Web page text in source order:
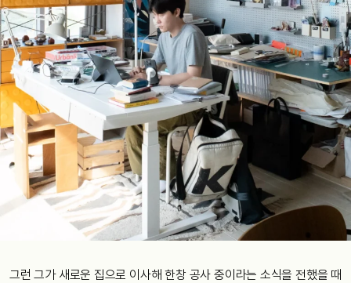
그런 그가 새로운 집으로 이사해 한창 공사 중이라는 소식을 전했을 때